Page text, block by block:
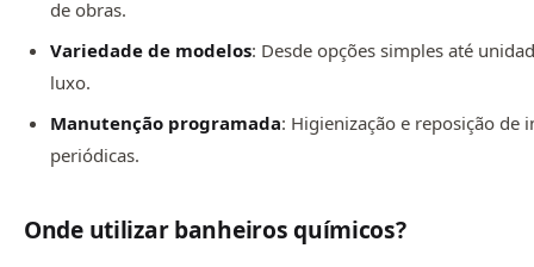
de obras.
Variedade de modelos: Desde opções simples até
luxo.
Manutenção programada: Higienização e reposição de
periódicas.
Onde utilizar banheiros químicos?